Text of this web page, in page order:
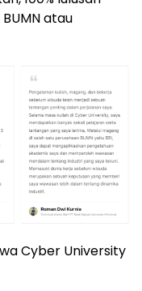
atau
Cyber University